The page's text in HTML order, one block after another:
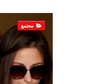
مجتمع